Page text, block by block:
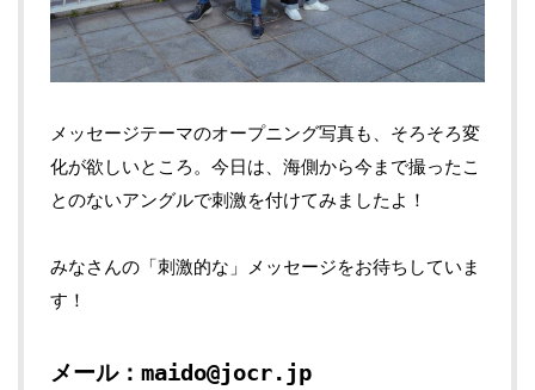
メッセージテーマのオープニング写真も、そろそろ変
化が欲しいところ。今日は、海側から今まで撮ったこ
とのないアングルで刺激を付けてみましたよ！
みなさんの「刺激的な」メッセージをお待ちしていま
す！
メール：maido@jocr.jp